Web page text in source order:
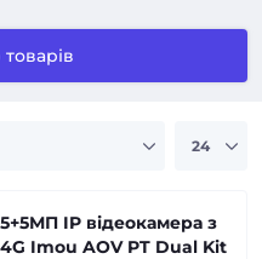
5+5МП IP відеокамера з
4G Imou AOV PT Dual Kit